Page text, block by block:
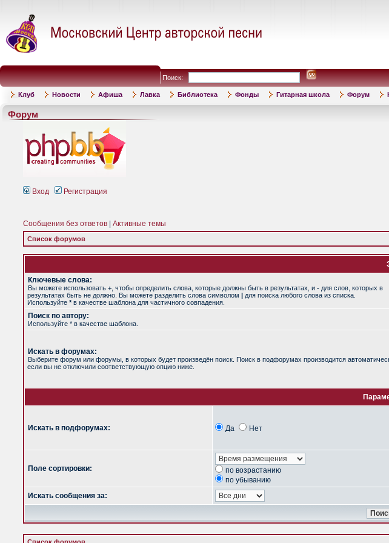
Поиск:
Клуб Новости Афиша Лавка Библиотека Фонды Гитарная школа Форум
Форум
Вход Регистрация
Сообщения без ответов Активные темы
Список форумов
Ключевые слова:
Вы можете использовать + , чтобы определить слова, которые должны быть в результатах, и - для слов, которых в
результатах быть не должно. Вы можете разделить слова символом | для поиска любого слова из списка.
Используйте *в качестве шаблона для частичного совпадения.
Поиск по автору:
Используйте * в качестве шаблона.
Искать в форумах:
Выберите форум или форумы, в которых будет произведён поиск. Поиск в подфорумах производится
если вы не отключили соответствующую опцию ниже.
Искать в подфорумах: Да Нет
Поле сортировки:
по возрастанию
по убыванию
Искать сообщения за: